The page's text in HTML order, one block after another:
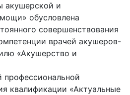
акушерской и
обусловлена
совершенствования
врачей акушеров-
«Акушерство и
профессиональной
квалификации «Актуальные